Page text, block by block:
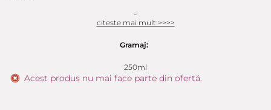
...
citeste mai mult >>>>
Gramaj:
250ml
Acest produs nu mai face parte din ofertă.